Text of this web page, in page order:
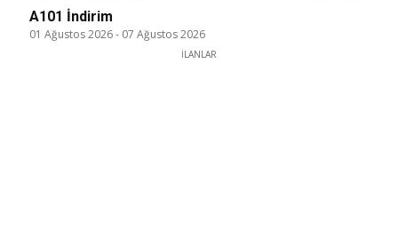
A101 İndirim
01 Ağustos 2026- 07 Ağustos 2026
İLANLAR